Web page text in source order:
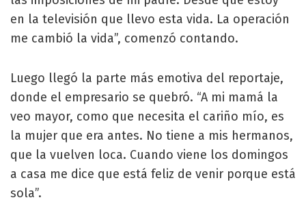
en la televisión que llevo esta vida. La operación
me cambió la vida”, comenzó contando.
Luego llegó la parte más emotiva del reportaje,
donde el empresario se quebró. “A mi mamá la
veo mayor, como que necesita el cariño mío, es
la mujer que era antes. No tiene a mis hermanos,
que la vuelven loca. Cuando viene los domingos
a casa me dice que está feliz de venir porque está
sola”.